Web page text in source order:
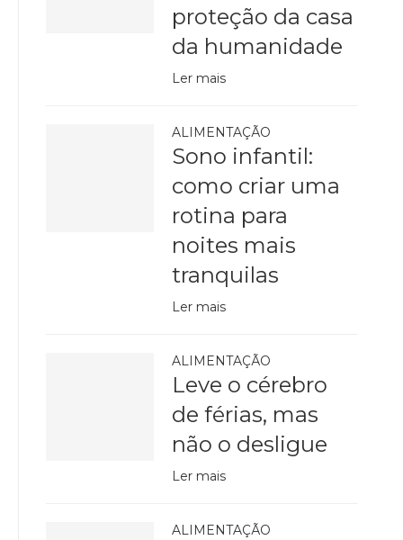
proteção da casa
da humanidade
Ler mais
ALIMENTAÇÃO
Sono infantil:
como criar uma
rotina para
noites mais
tranquilas
Ler mais
ALIMENTAÇÃO
Leve o cérebro
de férias, mas
não o desligue
Ler mais
ALIMENTAÇÃO